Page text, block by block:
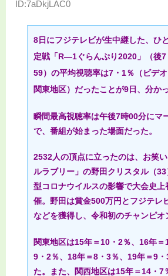
ID:7aDkjLAC0
8日にフジテレビが生中継した、ひ
定戦「R―1ぐらんぷり2020」（後7
59）の平均視聴率は7・1％（ビデオ
関東地区）だったことが9日、分かっ
瞬間最高視聴率は午後7時00分にマ
で、番組が始まった場面だった。
2532人の頂点に立ったのは、お笑
ルラブリー」の野田クリスタル（
型コロナウイルスの影響で大会史上
催。野田は賞金500万円とフジテレ
などを獲得し、令和初のチャンピオ
関東地区は15年＝10・2％、16年＝
9・2％、18年＝8・3％、19年＝9
た。また、関西地区は15年＝14・7